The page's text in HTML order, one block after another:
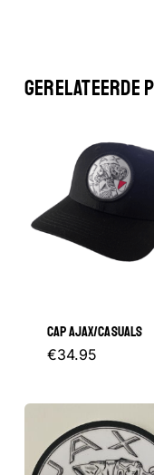
GERELATEERDE
CAP AJAX/CASUALS
€34.95